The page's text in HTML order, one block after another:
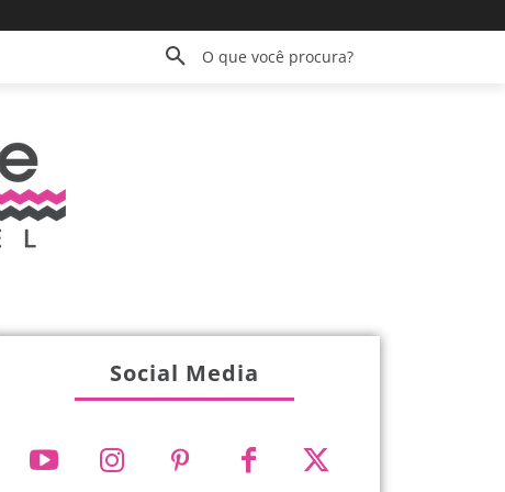
O que você procura?
Social Media